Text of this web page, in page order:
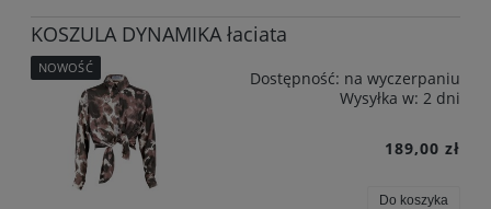
KOSZULA DYNAMIKA łaciata
Dostępność: na wyczerpaniu
Wysyłka w: 2 dni
189,00 zł
Do koszyka
NOWOŚĆ